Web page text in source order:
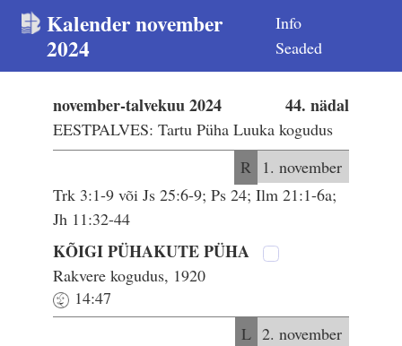
Kalender november
2024
Info
Seaded
44. nädal
november-talvekuu 2024
EESTPALVES: Tartu Püha Luuka kogudus
R 1. november
Trk 3:1-9 või Js 25:6-9; Ps 24; Ilm 21:1-6a;
Jh 11:32-44
KÕIGI PÜHAKUTE PÜHA
Rakvere kogudus, 1920
14:47
L 2. november